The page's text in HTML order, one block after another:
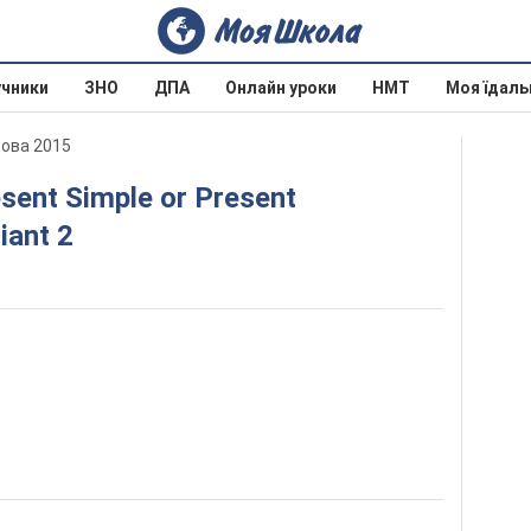
ЗНО ДПА Онлайн уроки НМТ Моя
2015
2